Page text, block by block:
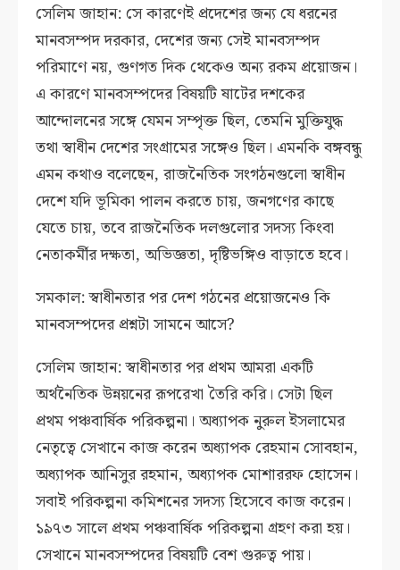
সেলিম জাহান: সে কারণেই প্রদেশের জন্য যে ধরনের
মানবসম্পদ দরকার, দেশের জন্য সেই মানবসম্পদ
পরিমাণে নয়, গুণগত দিক থেকেও অন্য রকম প্রয়োজন।
এ কারণে মানবসম্পদের বিষয়টি ষাটের দশকের
আন্দোলনের সঙ্গে যেমন সম্পৃক্ত ছিল, তেমনি মুক্তিযুদ্ধ
তথা স্বাধীন দেশের সংগ্রামের সঙ্গেও ছিল। এমনকি বঙ্গবন্ধু
এমন কথাও বলেছেন, রাজনৈতিক সংগঠনগুলো স্বাধীন
দেশে যদি ভূমিকা পালন করতে চায়, জনগণের কাছে
যেতে চায়, তবে রাজনৈতিক দলগুলোর সদস্য কিংবা
নেতাকর্মীর দক্ষতা, অভিজ্ঞতা, দৃষ্টিভঙ্গিও বাড়াতে হবে।
সমকাল: স্বাধীনতার পর দেশ গঠনের প্রয়োজনেও কি
মানবসম্পদের প্রশ্নটা সামনে আসে?
সেলিম জাহান: স্বাধীনতার পর প্রথম আমরা একটি
অর্থনৈতিক উন্নয়নের রূপরেখা তৈরি করি। সেটা ছিল
প্রথম পঞ্চবার্ষিক পরিকল্পনা। অধ্যাপক নুরুল ইসলামের
নেতৃত্বে সেখানে কাজ করেন অধ্যাপক রেহমান সোবহান,
অধ্যাপক আনিসুর রহমান, অধ্যাপক মোশাররফ হোসেন।
সবাই পরিকল্পনা কমিশনের সদস্য হিসেবে কাজ করেন।
১৯৭৩ সালে প্রথম পঞ্চবার্ষিক পরিকল্পনা গ্রহণ করা হয়।
সেখানে মানবসম্পদের বিষয়টি বেশ গুরুত্ব পায়।